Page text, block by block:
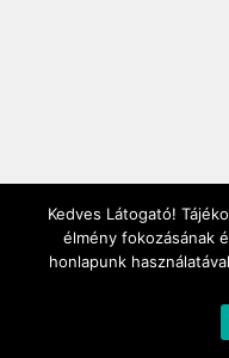
Kedves Látogató!
élmény fokozásának
honlapunk